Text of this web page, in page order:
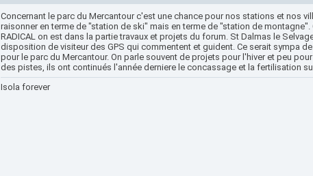
Concernant le parc du Mercantour c'est une chance pour nos stations et nos
raisonner en terme de "station de ski" mais en terme de "station de
RADICAL on est dans la partie travaux et projets du forum. St Dalmas le
disposition de visiteur des GPS qui commentent et guident. Ce serait sympa
pour le parc du Mercantour. On parle souvent de projets pour l'hiver et peu
des pistes, ils ont continués l'année derniere le concassage et la fertilisation
Isola forever